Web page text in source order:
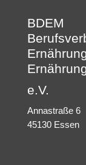
BDEM
e.V.
Annastraße 6
45130 Essen